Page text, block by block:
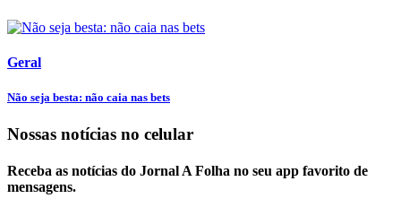
Geral
Não seja besta: não caia nas bets
Nossas notícias no celular
Receba as notícias do Jornal A Folha no seu app favorito de
mensagens.